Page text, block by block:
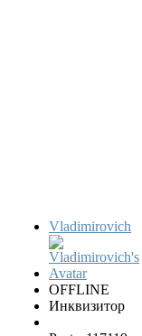
Vladimirovich
OFFLINE
Инквизитор